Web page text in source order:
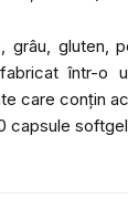
gluten,
într-o
care conțin
capsule